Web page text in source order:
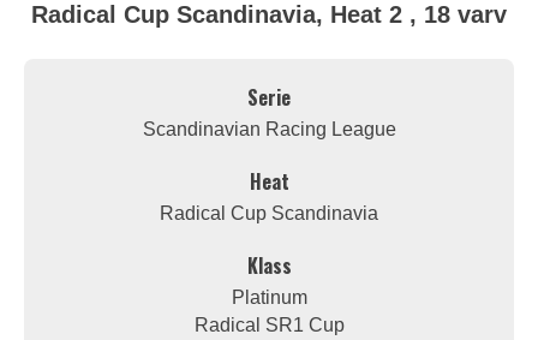
Radical Cup Scandinavia, Heat 2 , 18 varv
Serie
Scandinavian Racing League
Heat
Radical Cup Scandinavia
Klass
Platinum
Radical SR1 Cup